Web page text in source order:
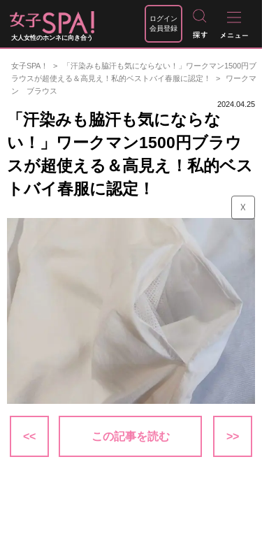
大人女性のホンネに向き合う
ログイン
会員登録
女子SPA！
「汗染みも脇汗も気にならない！」ワークマン1500円ブ
ラウスが超使える＆高見え！私的ベストバイ春服に認定！
ワークマ
ン ブラウス
2024.04.25
「汗染みも脇汗も気にならな
い！」ワークマン1500円ブラウ
スが超使える＆高見え！私的ベス
トバイ春服に認定！
☓
<< この記事を読む >>